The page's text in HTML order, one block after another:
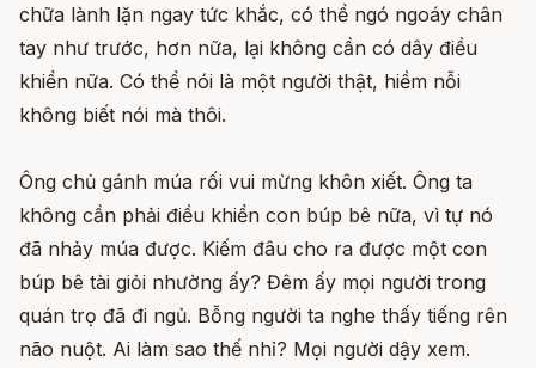
chữa lành lặn ngay tức khắc, có thể ngó ngoáy chân
tay như trước, hơn nữa, lại không cần có dây điều
khiển nữa. Có thể nói là một người thật, hiềm nỗi
không biết nói mà thôi.
Ông chủ gánh múa rối vui mừng khôn xiết. Ông ta
không cần phải điều khiển con búp bê nữa, vì tự nó
đã nhảy múa được. Kiếm đâu cho ra được một con
búp bê tài giỏi nhường ấy? Đêm ấy mọi người trong
quán trọ đã đi ngủ. Bỗng người ta nghe thấy tiếng rên
não nuột. Ai làm sao thế nhỉ? Mọi người dậy xem.